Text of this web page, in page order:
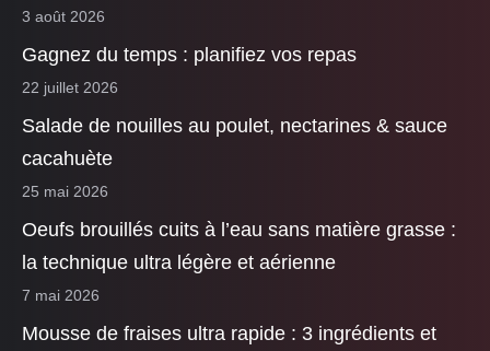
3 août 2026
Gagnez du temps : planifiez vos repas
22 juillet 2026
Salade de nouilles au poulet, nectarines & sauce
cacahuète
25 mai 2026
Oeufs brouillés cuits à l’eau sans matière grasse :
la technique ultra légère et aérienne
7 mai 2026
Mousse de fraises ultra rapide : 3 ingrédients et